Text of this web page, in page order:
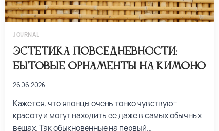
JOURNAL
Эстетика повседневности:
бытовые орнаменты на кимоно
26.06.2026
Кажется, что японцы очень тонко чувствуют
красоту и могут находить ее даже в самых обычных
вещах. Так обыкновенные на первый…